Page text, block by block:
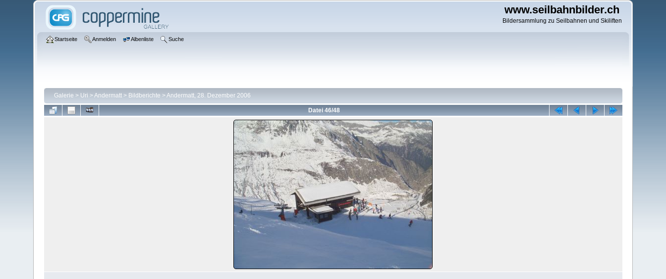
www.seilbahnbilder.ch
Bildersammlung zu Seilbahnen und Skiliften
Startseite Anmelden Albenliste Suche
Galerie > Uri >Andermatt> Bildberichte >Andermatt, 28. Dezember 2006
Datei 46/48